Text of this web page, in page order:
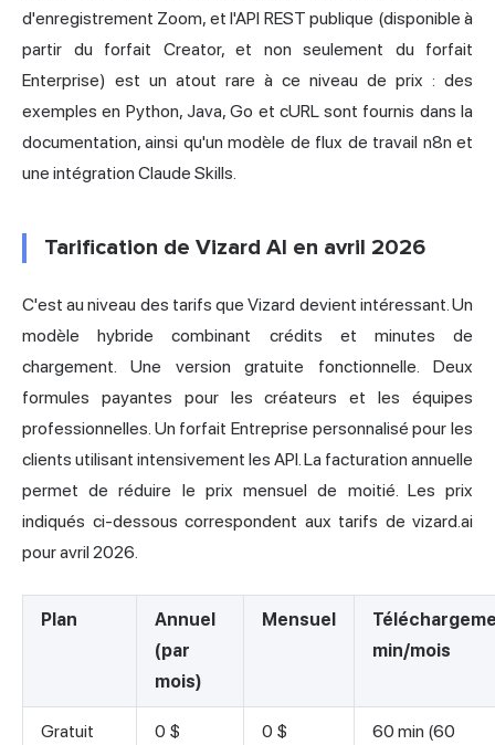
d'enregistrement Zoom, et l'API REST publique (disponible à
partir du forfait Creator, et non seulement du forfait
Enterprise) est un atout rare à ce niveau de prix : des
exemples en Python, Java, Go et cURL sont fournis dans la
documentation, ainsi qu'un modèle de flux de travail n8n et
une intégration Claude Skills.
Tarification de Vizard AI en avril 2026
C'est au niveau des tarifs que Vizard devient intéressant. Un
modèle hybride combinant crédits et minutes de
chargement. Une version gratuite fonctionnelle. Deux
formules payantes pour les créateurs et les équipes
professionnelles. Un forfait Entreprise personnalisé pour les
clients utilisant intensivement les API. La facturation annuelle
permet de réduire le prix mensuel de moitié. Les prix
indiqués ci-dessous correspondent aux tarifs de vizard.ai
pour avril 2026.
Plan
Annuel
(par
mois)
Mensuel
min/mois
Gratuit 0 $ 0 $
60 min (60